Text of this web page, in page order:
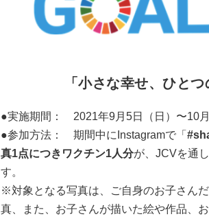
「小さな幸せ、ひと
●実施期間： 2021年9月5日（日）〜10月
●参加方法： 期間中にInstagramで「
真1点につきワクチン1人分が、JCVを通
す。
※対象となる写真は、ご自身のお子さん
真、また、お子さんが描いた絵や作品、